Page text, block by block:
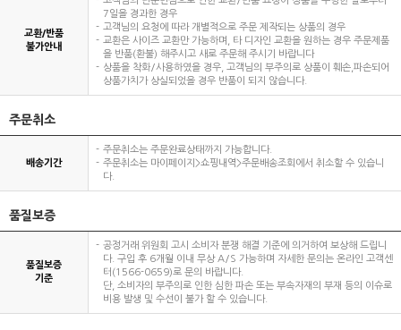
교환/반품
불가안내
7일을 경과한 경우
고객님의 요청에 따라 개별적으로 주문 제작되는 상품의 경우
교환은 사이즈 교환만 가능하며, 타 디자인 교환을 원하는 경우 주문제품
을 반품(환불) 해주시고 새로 주문해 주시기 바랍니다
상품을 착화/사용하였을 경우, 고객님의 부주의로 상품이 훼손,파손되어
상품가치가 상실되었을 경우 반품이 되지 않습니다.
주문취소
배송기간
주문취소는 주문완료상태까지 가능합니다.
주문취소는 마이페이지>쇼핑내역>주문배송조회에서 취소할 수 있습니
다.
품질보증
품질보증
기준
공정거래 위원회 고시 소비자 분쟁 해결 기준에 의거하여 보상해 드립니
다. 구입 후 6개월 이내 무상 A/S 가능하며 자세한 문의는 온라인 고객센
터(1566-0659)로 문의 바랍니다.
단, 소비자의 부주의로 인한 심한 파손 또는 부속자재의 부재 등의 이슈로
비용 발생 및 수선이 불가 할 수 있습니다.